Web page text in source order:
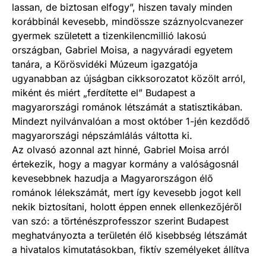
lassan, de biztosan elfogy”, hiszen tavaly minden
korábbinál kevesebb, mindössze száznyolcvanezer
gyermek született a tizenkilencmillió lakosú
országban, Gabriel Moisa, a nagyváradi egyetem
tanára, a Körösvidéki Múzeum igazgatója
ugyanabban az újságban cikksorozatot közölt arról,
miként és miért „ferdítette el” Budapest a
magyarországi románok létszámát a statisztikában.
Mindezt nyilvánvalóan a most október 1-jén kezdődő
magyarországi népszámlálás váltotta ki.
Az olvasó azonnal azt hinné, Gabriel Moisa arról
értekezik, hogy a magyar kormány a valóságosnál
kevesebbnek hazudja a Magyarországon élő
románok lélekszámát, mert így kevesebb jogot kell
nekik biztosítani, holott éppen ennek ellenkezőjéről
van szó: a történészprofesszor szerint Budapest
meghatványozta a területén élő kisebbség létszámát
a hivatalos kimutatásokban, fiktív személyeket állítva